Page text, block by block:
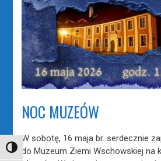
TOGGLE HIGH CONTRAST
NOC MUZEÓW
W sobotę, 16 maja br. serdecznie
do Muzeum Ziemi Wschowskiej na